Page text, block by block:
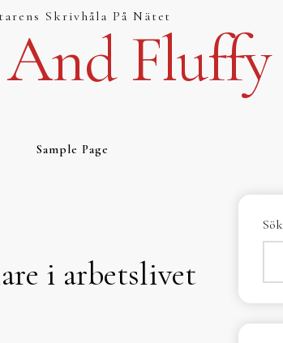
Skrivhåla På Nätet
Fluffy
Sample Page
i arbetslivet
Sök